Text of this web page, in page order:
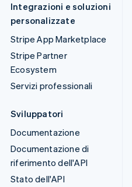
Integrazioni e soluzioni
personalizzate
Stripe App Marketplace
Stripe Partner
Ecosystem
Servizi professionali
Sviluppatori
Documentazione
Documentazione di
riferimento dell'API
Stato dell'API